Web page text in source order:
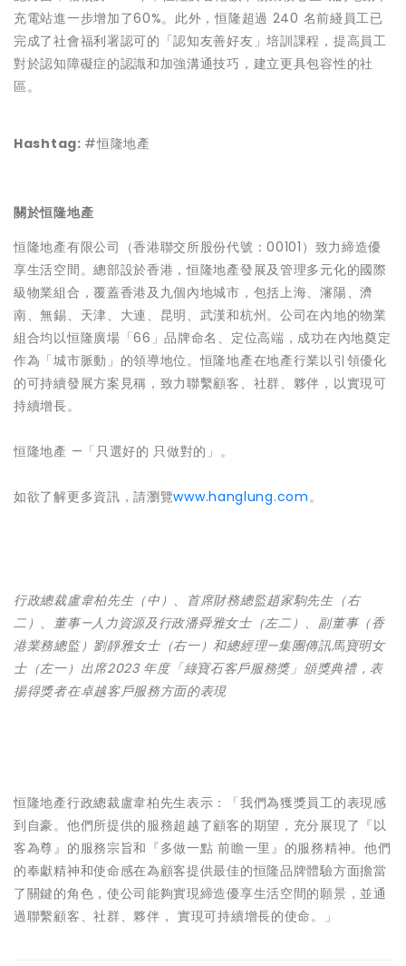
充電站進一步增加了60%。此外，恒隆超過 240 名前綫員工已
完成了社會福利署認可的「認知友善好友」培訓課程，提高員工
對於認知障礙症的認識和加強溝通技巧，建立更具包容性的社
區。
Hashtag: #恒隆地產
關於恒隆地產
恒隆地產有限公司（香港聯交所股份代號：00101）致力締造優
享生活空間。總部設於香港，恒隆地產發展及管理多元化的國際
級物業組合，覆蓋香港及九個內地城市，包括上海、瀋陽、濟
南、無錫、天津、大連、昆明、武漢和杭州。公司在內地的物業
組合均以恒隆廣場「66」品牌命名、定位高端，成功在內地奠定
作為「城市脈動」的領導地位。恒隆地產在地產行業以引領優化
的可持續發展方案見稱，致力聯繫顧客、社群、夥伴，以實現可
持續增長。
恒隆地產 —「只選好的 只做對的」。
如欲了解更多資訊，請瀏覽www.hanglung.com。
行政總裁盧韋柏先生（中）、首席財務總監趙家駒先生（右
二）、董事—人力資源及行政潘舜雅女士（左二）、副董事（香
港業務總監）劉靜雅女士（右一）和總經理—集團傳訊馬寶明女
士（左一）出席2023 年度「綠寶石客戶服務獎」頒獎典禮，表
揚得獎者在卓越客戶服務方面的表現
恒隆地產行政總裁盧韋柏先生表示：「我們為獲獎員工的表現感
到自豪。他們所提供的服務超越了顧客的期望，充分展現了『以
客為尊』的服務宗旨和『多做一點 前瞻一里』的服務精神。他們
的奉獻精神和使命感在為顧客提供最佳的恒隆品牌體驗方面擔當
了關鍵的角色，使公司能夠實現締造優享生活空間的願景，並通
過聯繫顧客、社群、夥伴， 實現可持續增長的使命。」